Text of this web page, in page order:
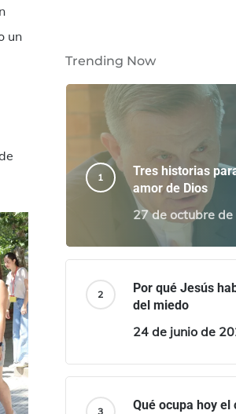
un
Trending Now
Tres historias
amor de Dios
27 de octubre
Por qué Jesús
del miedo
24 de junio de
Qué ocupa hoy el